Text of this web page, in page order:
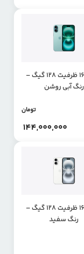
آیفون 16 ظرفیت 128 گیگ –
رنگ آبی روشن
144,000,000
تومان
آیفون 16 ظرفیت 128 گیگ –
رنگ سفید